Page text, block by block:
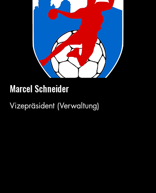
Marcel Schneider
Vizepräsident (Verwaltung)